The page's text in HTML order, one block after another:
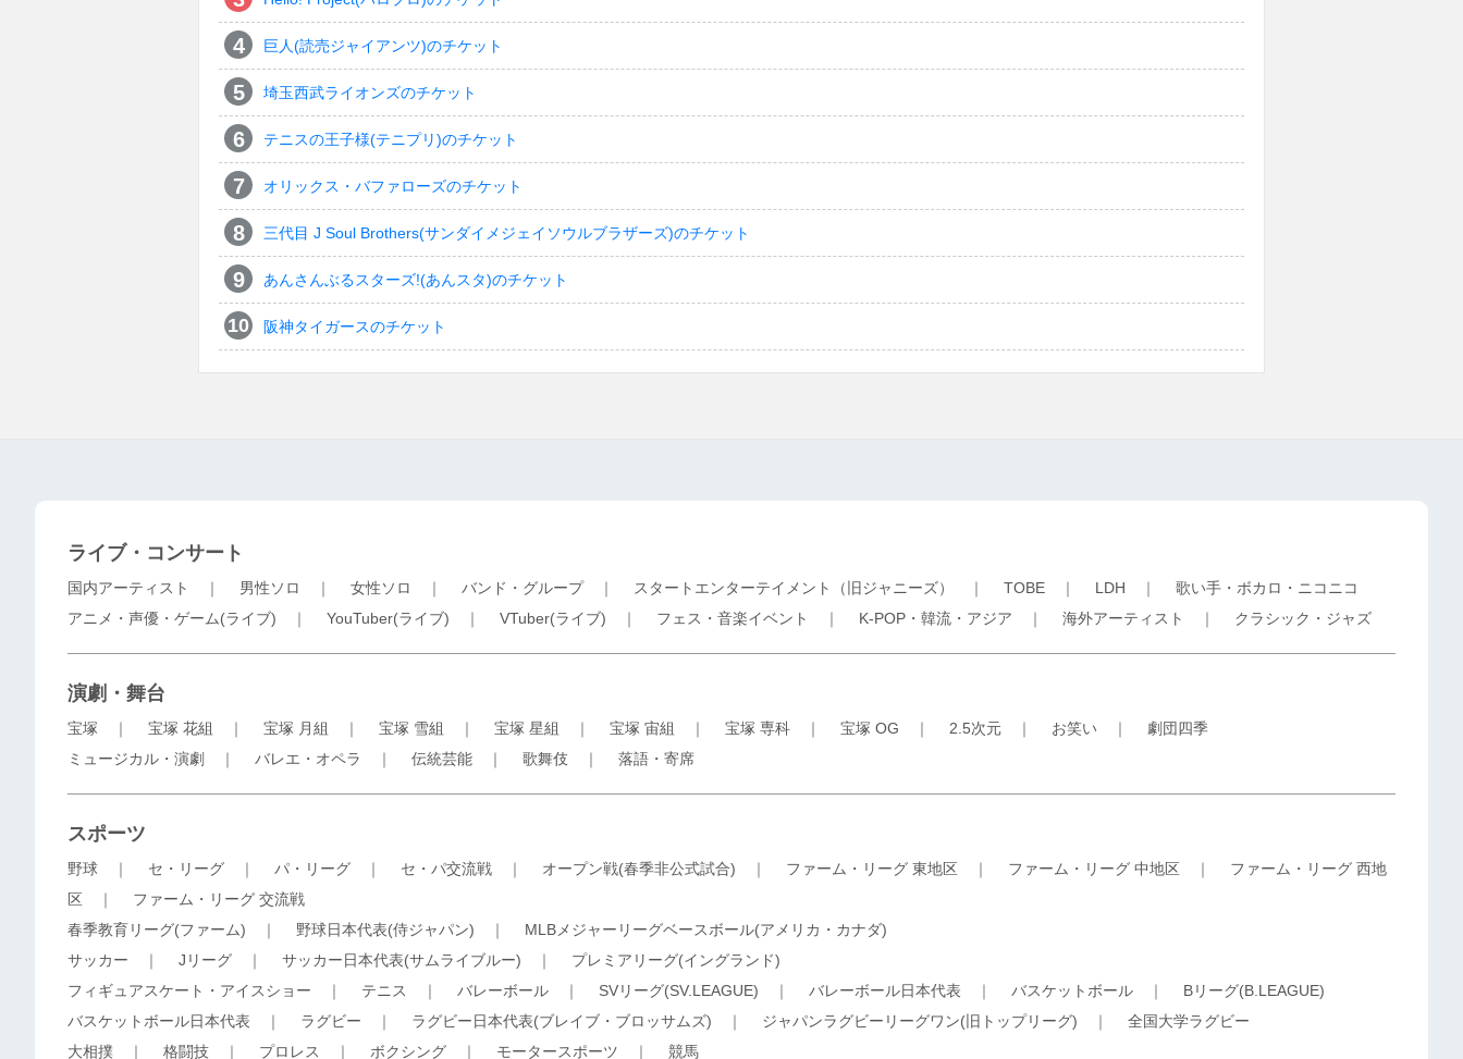
巨人(読売ジャイアンツ)のチケット
埼玉西武ライオンズのチケット
テニスの王子様(テニプリ)のチケット
オリックス・バファローズのチケット
三代目 J Soul Brothers(サンダイメジェイソウルブラザーズ)のチケット
あんさんぶるスターズ!(あんスタ)のチケット
阪神タイガースのチケット
ライブ・コンサート
国内アーティスト ｜ 男性ソロ ｜ 女性ソロ ｜ バンド・グループ｜ スタートエンターテイメント（旧ジャニーズ） ｜ TOBE ｜ LDH ｜ 歌い手・ボカロ・ニコニコ
アニメ・声優・ゲーム(ライブ) ｜ YouTuber(ライブ) ｜ VTuber(ライブ) ｜ フェス・音楽イベント ｜ K-POP・韓流・アジア ｜ 海外アーティスト ｜ クラシック・ジャズ
演劇・舞台
宝塚 ｜ 宝塚 花組 ｜ 宝塚 月組 ｜ 宝塚 雪組 ｜ 宝塚 星組 ｜ 宝塚 宙組 ｜ 宝塚 専科 ｜ 宝塚 OG ｜ 2.5次元 ｜ お笑い ｜ 劇団四季
ミュージカル・演劇
｜ バレエ・オペラ ｜ 伝統芸能 ｜ 歌舞伎 ｜ 落語・寄席
スポーツ
野球 ｜ セ・リーグ ｜ パ・リーグ ｜ セ・パ交流戦 ｜ オープン戦(春季非公式試合) ｜ ファーム・リーグ 東地区 ｜ ファーム・リーグ 中地区 ｜ ファーム・リーグ 西地
区 ｜ ファーム・リーグ 交流戦
春季教育リーグ(ファーム) ｜ 野球日本代表(侍ジャパン) ｜ MLBメジャーリーグベースボール(アメリカ・カナダ)
サッカー ｜ Jリーグ ｜ サッカー日本代表(サムライブルー) ｜ プレミアリーグ(イングランド)
フィギュアスケート・アイスショー ｜ テニス ｜ バレーボール ｜ SVリーグ(SV.LEAGUE) ｜ バレーボール日本代表 ｜ バスケットボール ｜ Bリーグ(B.LEAGUE)
バスケットボール日本代表 ｜ ラグビー ｜ ラグビー日本代表(ブレイブ・ブロッサムズ) ｜ ジャパンラグビーリーグワン(旧トップリーグ) ｜ 全国大学ラグビー
大相撲 ｜ 格闘技 ｜ プロレス ｜ ボクシング ｜ モータースポーツ ｜ 競馬